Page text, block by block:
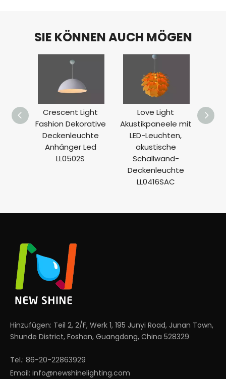
SIE KÖNNEN AUCH MÖGEN
Crescent Light
Fashion Dekorative
Deckenleuchte
Anhänger Led
LL0502S
Love Light
Akustikpaneele mit
LED-Leuchten,
akustische
Schallwand-
Deckenleuchte
LL0416SAC
Hinzufügen: Teil 2, 2/F, Werk 1, 195 Junyi Road, Junan Town,
Shunde District, Foshan, Guangdong, China 528329
Tel.: 86-20-22863929
Email: info@newshinelighting.com